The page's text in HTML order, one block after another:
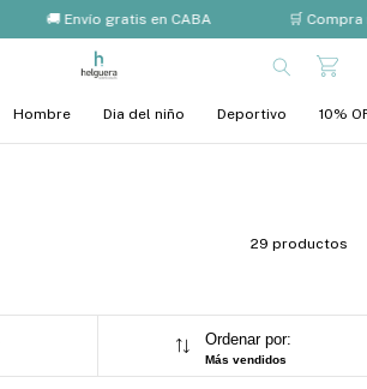
🚚 Envío gratis en CABA 🛒 Compra
Hombre Dia del niño Deportivo 10%
29 productos
Ordenar por:
Más vendidos